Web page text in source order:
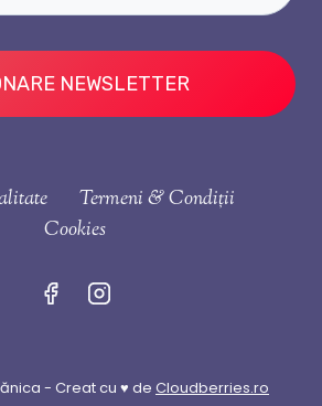
NEWSLETTER
Termeni & Condiții
Cookies
- Creat cu ♥ de Cloudberries.ro